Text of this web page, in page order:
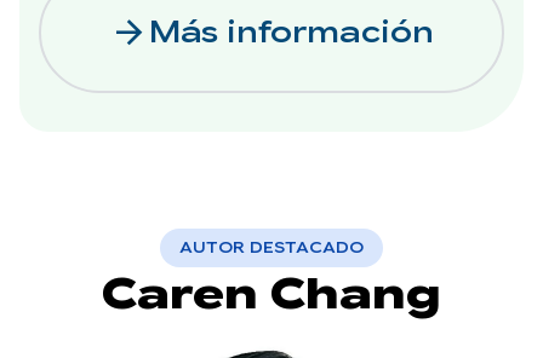
arrow_forward Más información
AUTOR DESTACADO
Caren Chang